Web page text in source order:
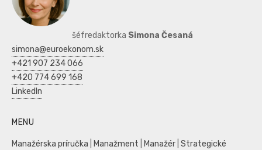
šéfredaktorka Simona Česaná
simona@euroekonom.sk
+421 907 234 066
+420 774 699 168
LinkedIn
MENU
Manažérska príručka Manažment Manažér Strategické